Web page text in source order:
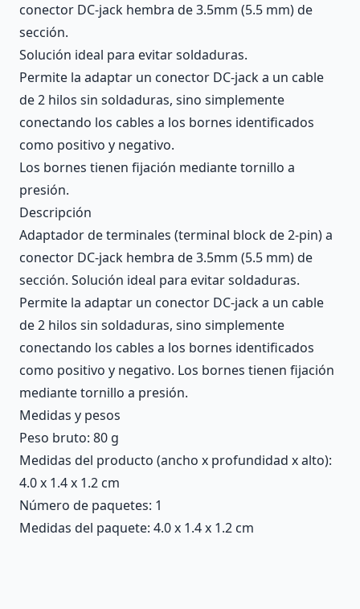
conector DC-jack hembra de 3.5mm (5.5 mm) de
sección.
Solución ideal para evitar soldaduras.
Permite la adaptar un conector DC-jack a un cable
de 2 hilos sin soldaduras, sino simplemente
conectando los cables a los bornes identificados
como positivo y negativo.
Los bornes tienen fijación mediante tornillo a
presión.
Descripción
Adaptador de terminales (terminal block de 2-pin) a
conector DC-jack hembra de 3.5mm (5.5 mm) de
sección. Solución ideal para evitar soldaduras.
Permite la adaptar un conector DC-jack a un cable
de 2 hilos sin soldaduras, sino simplemente
conectando los cables a los bornes identificados
como positivo y negativo. Los bornes tienen fijación
mediante tornillo a presión.
Medidas y pesos
Peso bruto: 80 g
Medidas del producto (ancho x profundidad x alto):
4.0 x 1.4 x 1.2 cm
Número de paquetes: 1
Medidas del paquete: 4.0 x 1.4 x 1.2 cm